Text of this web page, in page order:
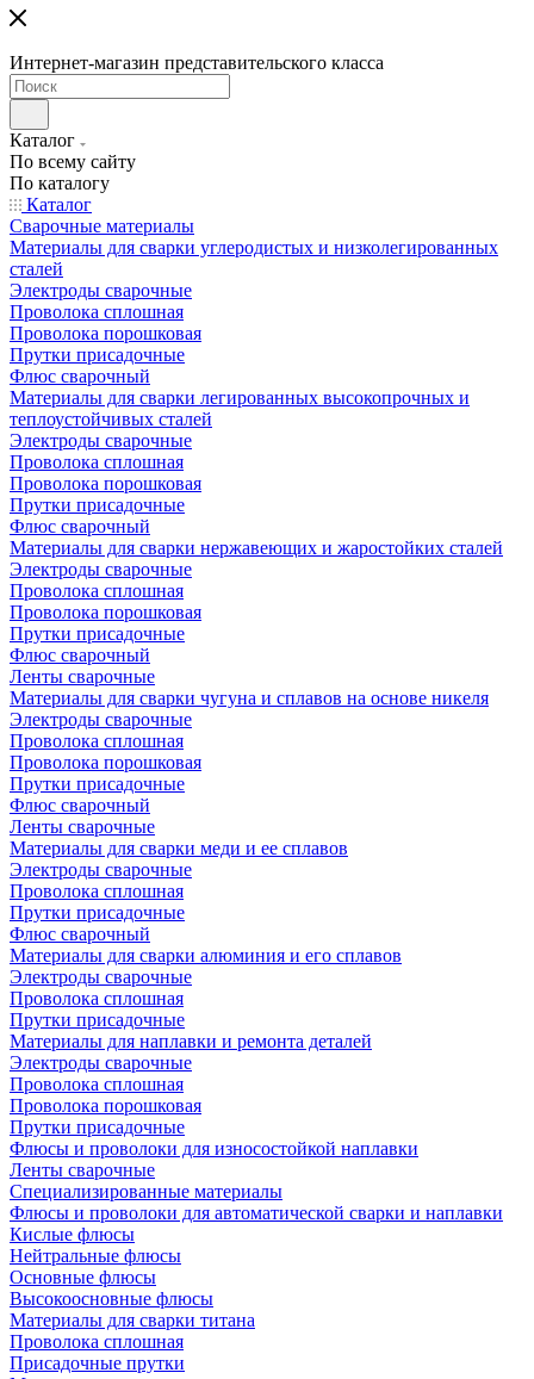
Интернет-магазин представительского класса
Каталог
По всему сайту
По каталогу
Каталог
Сварочные материалы
Материалы для сварки углеродистых и низколегированных
сталей
Электроды сварочные
Проволока сплошная
Проволока порошковая
Прутки присадочные
Флюс сварочный
Материалы для сварки легированных высокопрочных и
теплоустойчивых сталей
Электроды сварочные
Проволока сплошная
Проволока порошковая
Прутки присадочные
Флюс сварочный
Материалы для сварки нержавеющих и жаростойких сталей
Электроды сварочные
Проволока сплошная
Проволока порошковая
Прутки присадочные
Флюс сварочный
Ленты сварочные
Материалы для сварки чугуна и сплавов на основе никеля
Электроды сварочные
Проволока сплошная
Проволока порошковая
Прутки присадочные
Флюс сварочный
Ленты сварочные
Материалы для сварки меди и ее сплавов
Электроды сварочные
Проволока сплошная
Прутки присадочные
Флюс сварочный
Материалы для сварки алюминия и его сплавов
Электроды сварочные
Проволока сплошная
Прутки присадочные
Материалы для наплавки и ремонта деталей
Электроды сварочные
Проволока сплошная
Проволока порошковая
Прутки присадочные
Флюсы и проволоки для износостойкой наплавки
Ленты сварочные
Специализированные материалы
Флюсы и проволоки для автоматической сварки и наплавки
Кислые флюсы
Нейтральные флюсы
Основные флюсы
Высокоосновные флюсы
Материалы для сварки титана
Проволока сплошная
Присадочные прутки